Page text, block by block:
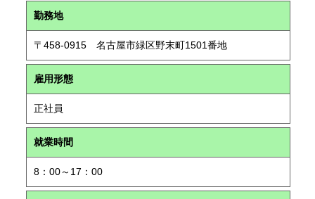
勤務地
〒458-0915 名古屋市緑区野末町1501番地
雇用形態
正社員
就業時間
8：00～17：00